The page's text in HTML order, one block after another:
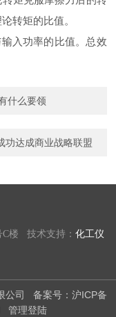
转矩的比值。
入功率的比值。总效
什么要领
功达成商业战略联盟
C楼 技术支持：化工仪
公司 备案号：沪ICP备
管理登陆